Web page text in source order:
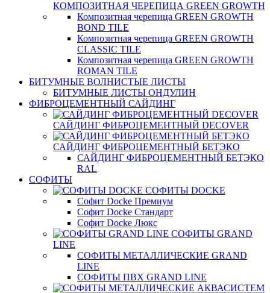
КОМПОЗИТНАЯ ЧЕРЕПИЦА GREEN GROWTH
Композитная черепица GREEN GROWTH
BOND TILE
Композитная черепица GREEN GROWTH
CLASSIC TILE
Композитная черепица GREEN GROWTH
ROMAN TILE
БИТУМНЫЕ ВОЛНИСТЫЕ ЛИСТЫ
БИТУМНЫЕ ЛИСТЫ ОНДУЛИН
ФИБРОЦЕМЕНТНЫЙ САЙДИНГ
САЙДИНГ ФИБРОЦЕМЕНТНЫЙ DECOVER
САЙДИНГ ФИБРОЦЕМЕНТНЫЙ БЕТЭКО
САЙДИНГ ФИБРОЦЕМЕНТНЫЙ БЕТЭКО
RAL
СОФИТЫ
СОФИТЫ DOCKE
Софит Docke Премиум
Софит Docke Стандарт
Софит Docke Люкс
СОФИТЫ GRAND
LINE
СОФИТЫ МЕТАЛЛИЧЕСКИЕ GRAND
LINE
СОФИТЫ ПВХ GRAND LINE